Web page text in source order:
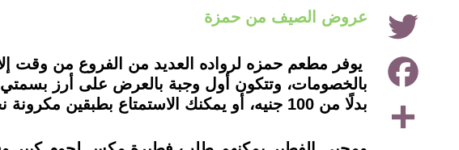
Share
Facebook
Twitter عروض الصيف من حمزة
يوفر مطعم حمزه لرواده العديد من الفروع من
بدلًا من 100 جنيه، أو يمكنك الاستمتاع بطبقين مكرونة نجرسكو بـ90 جنيه بدلًا من 120 جنيه.